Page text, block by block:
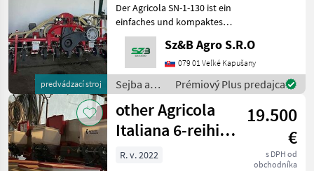
predvádzací stroj
Der Agricola SN-1-130 ist ein
einfaches und kompaktes
Modell, das sich durch eine
Konfiguration mit einer
einzigen Säeinheit
auszeichnet. Dank des
Kompressors eignet
Sz&B Agro S.R.O
079 01 Veľké Kapušany
Sejba a
starostlivosť
o plodinu
/ Sonstige
Prémiový Plus predajca
other Agricola
Italiana 6-reihige
Sämaschine
19.500
€
s DPH od
obchodníka
R. v. 2022